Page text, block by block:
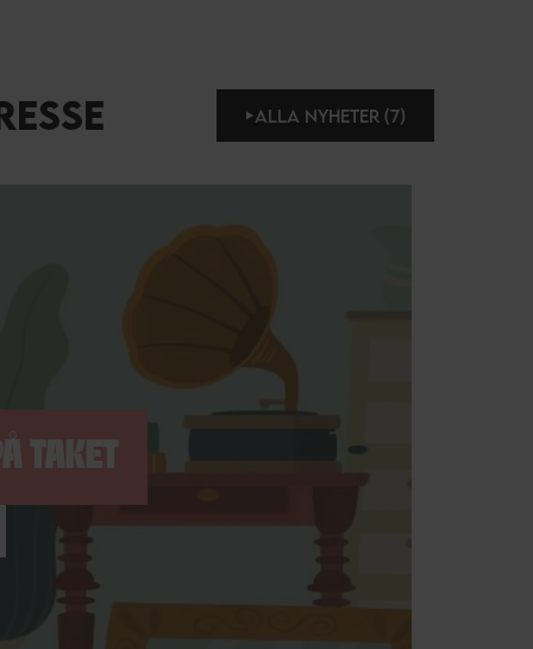
ALLA NYHETER (7)
TAKET